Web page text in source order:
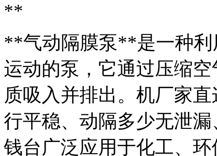
**
**气动隔膜泵**是一种利
运动的泵，它通过压缩
质吸入并排出。机厂家
行平稳、动隔多少无泄
钱台广泛应用于化工、